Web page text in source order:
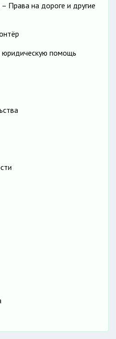
Права на дороге и другие
юридическую помощь